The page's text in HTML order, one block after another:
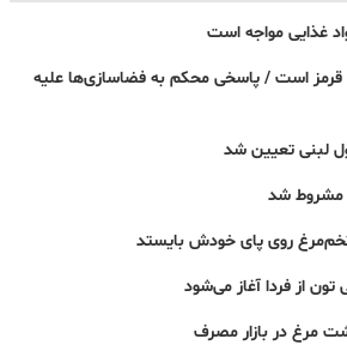
غذایی مواجه است
است / پاسخی محکم به فضاسازی‌ها علیه
مشروط شد
روی پای خودش بایستد
از فردا آغاز می‌شود